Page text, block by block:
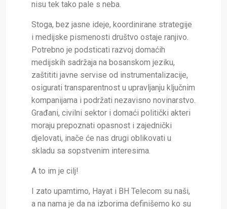
nisu tek tako pale s neba.
Stoga, bez jasne ideje, koordinirane strategije
i medijske pismenosti društvo ostaje ranjivo.
Potrebno je podsticati razvoj domaćih
medijskih sadržaja na bosanskom jeziku,
zaštititi javne servise od instrumentalizacije,
osigurati transparentnost u upravljanju ključnim
kompanijama i podržati nezavisno novinarstvo.
Građani, civilni sektor i domaći politički akteri
moraju prepoznati opasnost i zajednički
djelovati, inače će nas drugi oblikovati u
skladu sa sopstvenim interesima.
A to im je cilj!
I zato upamtimo, Hayat i BH Telecom su naši,
a na nama je da na izborima definišemo ko su